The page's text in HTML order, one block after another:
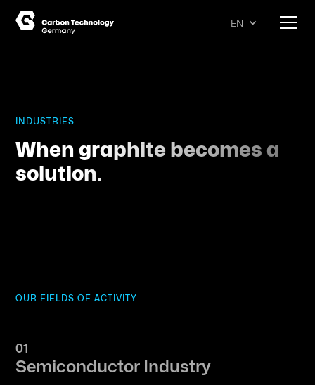
EN
INDUSTRIES
When graphite becomes a
solution.
OUR FIELDS OF ACTIVITY
01
Semiconductor Industry